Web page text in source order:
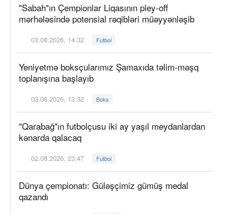
"Sabah"ın Çempionlar Liqasının pley-off
mərhələsində potensial rəqibləri müəyyənləşib
03.08.2026, 14:32 Futbol
Yeniyetmə boksçularımız Şamaxıda təlim-məşq
toplanışına başlayıb
03.08.2026, 13:32 Boks
"Qarabağ"ın futbolçusu iki ay yaşıl meydanlardan
kənarda qalacaq
02.08.2026, 23:47 Futbol
Dünya çempionatı: Güləşçimiz gümüş medal
qazandı